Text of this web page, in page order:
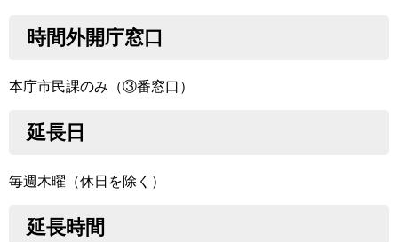
時間外開庁窓口
本庁市民課のみ（③番窓口）
延長日
毎週木曜（休日を除く）
延長時間